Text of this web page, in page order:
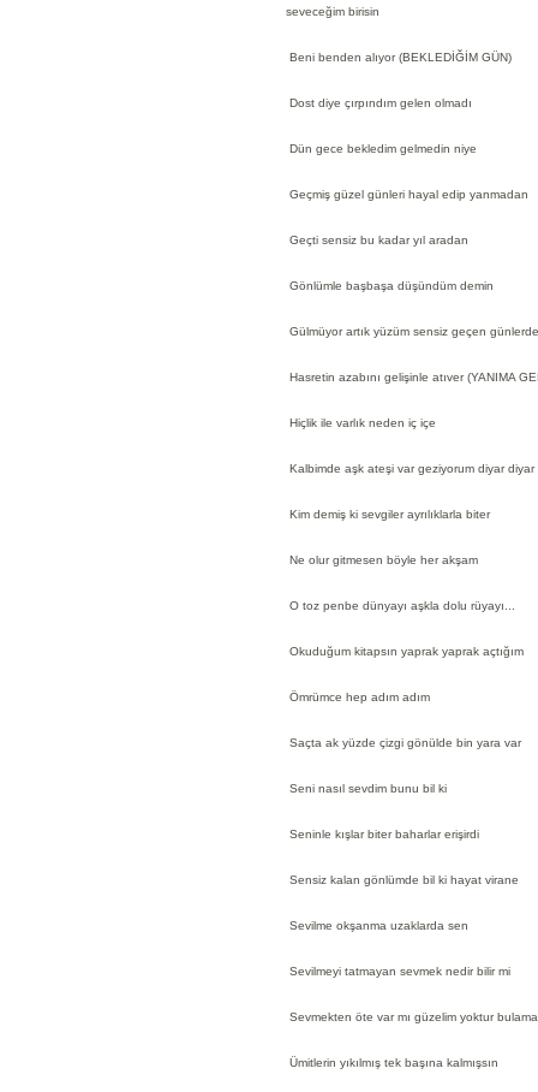
seveceğim birisin
Beni benden alıyor (BEKLEDİĞİM GÜN)
Dost diye çırpındım gelen olmadı
Dün gece bekledim gelmedin niye
Geçmiş güzel günleri hayal edip yanmadan
Geçti sensiz bu kadar yıl aradan
Gönlümle başbaşa düşündüm demin
Gülmüyor artık yüzüm sensiz geçen günlerde
Hasretin azabını gelişinle atıver (YANIMA
Hiçlik ile varlık neden iç içe
Kalbimde aşk ateşi var geziyorum diyar diyar
Kim demiş ki sevgiler ayrılıklarla biter
Ne olur gitmesen böyle her akşam
O toz penbe dünyayı aşkla dolu rüyayı...
Okuduğum kitapsın yaprak yaprak açtığım
Ömrümce hep adım adım
Saçta ak yüzde çizgi gönülde bin yara var
Seni nasıl sevdim bunu bil ki
Seninle kışlar biter baharlar erişirdi
Sensiz kalan gönlümde bil ki hayat virane
Sevilme okşanma uzaklarda sen
Sevilmeyi tatmayan sevmek nedir bilir mi
Sevmekten öte var mı güzelim yoktur
Ümitlerin yıkılmış tek başına kalmışsın